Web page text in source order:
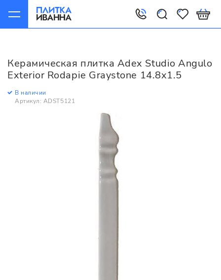
Керамическая плитка Adex Studio Angulo
Exterior Rodapie Graystone 14.8x1.5
В наличии
Артикул: ADST5121